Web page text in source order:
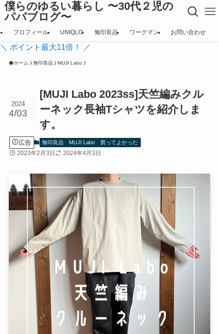
僕らのゆるい暮らし 〜30代２児の
パパブログ〜
プロフィール UNIQLO 無印良品 ワークマン お問い合わせ
＼ ポイント最大11倍！ ／
ホーム 無印良品 MUJI Labo
[MUJI Labo 2023ss]天竺編みクル
ーネック長袖Tシャツを紹介しま
す。
2024
4/03
広告 無印良品 MUJI Labo 買ってよかった
2023年2月3日 2024年4月3日